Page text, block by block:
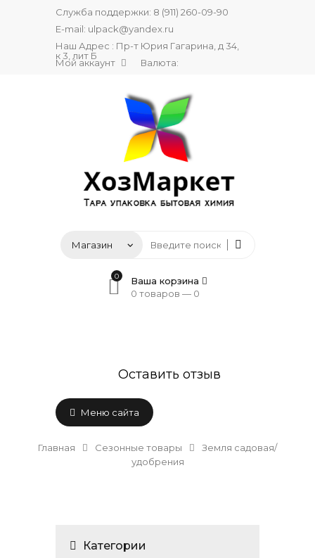
Служба поддержки: 8 (911) 260-09-90
E-mail: ulpack@yandex.ru
Наш Адрес : Пр-т Юрия Гагарина, д 34,
к 3, лит Б
Мой аккаунт Валюта:
0
Ваша корзина
0 товаров — 0
Оставить отзыв
Меню сайта
Главная Сезонные товары
Земля садовая/
удобрения
Категории